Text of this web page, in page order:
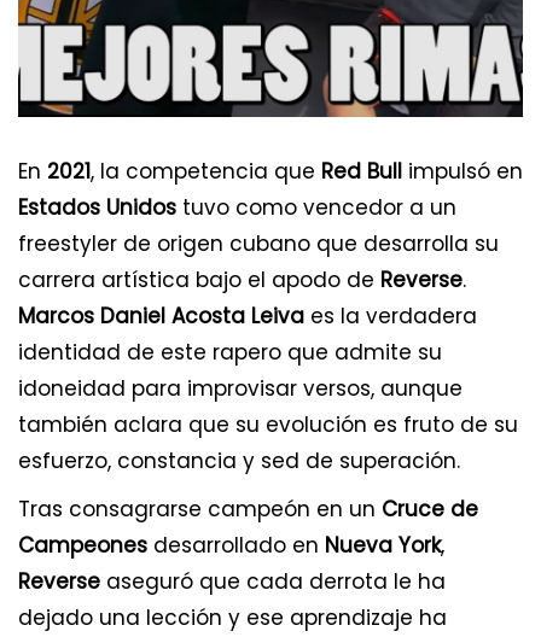
En 2021, la competencia que Red Bull impulsó en
Estados Unidos tuvo como vencedor a un
freestyler de origen cubano que desarrolla su
carrera artística bajo el apodo de Reverse.
Marcos Daniel Acosta Leiva es la verdadera
identidad de este rapero que admite su
idoneidad para improvisar versos, aunque
también aclara que su evolución es fruto de su
esfuerzo, constancia y sed de superación.
Tras consagrarse campeón en un Cruce de
Campeones desarrollado en Nueva York,
Reverse aseguró que cada derrota le ha
dejado una lección y ese aprendizaje ha